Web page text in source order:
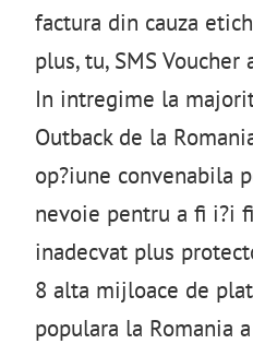
factura din cauza
plus, tu, SMS
In intregime la
Outback de la
op?iune convenabila
nevoie pentru a fi i?i
inadecvat plus
8 alta mijloace de
populara la Romania